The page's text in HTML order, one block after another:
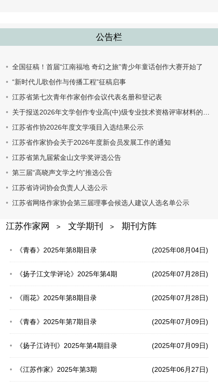
公告栏
全国征稿！首届“江南福地 奇幻之旅”青少年童话创作大赛开始了
“新时代儿歌创作与传播工程”征稿启事
江苏省第七次青年作家创作会议代表名册和登记表
关于报送2026年文学创作专业高(中)级专业技术资格评审材料的通知
江苏省作协2026年度文学项目入选结果公示
江苏省作家协会关于2026年度新会员发展工作的通知
江苏省第九届紫金山文学奖评选公告
第三届“高晓声文学之约”推选公告
江苏省诗词协会负责人人选公示
江苏省网络作家协会第三届理事会候选人建议人选名单公示
江苏作家网 > 文学期刊 > 期刊方阵
(2025年08月04日)
《青春》2025年第8期目录
(2025年07月28日)
《扬子江文学评论》2025年第4期
(2025年07月28日)
《雨花》2025年第8期目录
(2025年07月09日)
《青春》2025年第7期目录
(2025年07月09日)
《扬子江诗刊》2025年第4期目录
(2025年06月27日)
《江苏作家》2025年第3期